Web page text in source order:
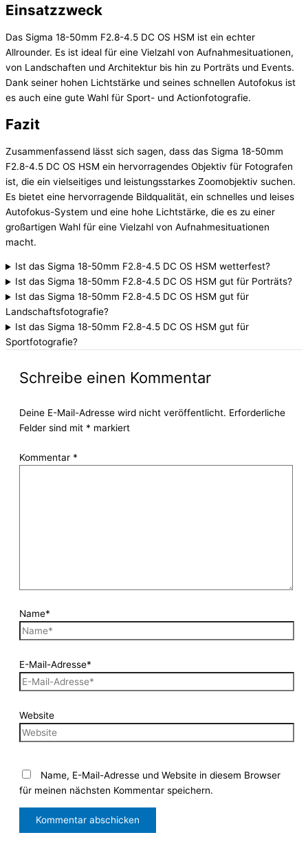
Einsatzzweck
Das Sigma 18-50mm F2.8-4.5 DC OS HSM ist ein echter
Allrounder. Es ist ideal für eine Vielzahl von Aufnahmesituationen,
von Landschaften und Architektur bis hin zu Porträts und Events.
Dank seiner hohen Lichtstärke und seines schnellen Autofokus ist
es auch eine gute Wahl für Sport- und Actionfotografie.
Fazit
Zusammenfassend lässt sich sagen, dass das Sigma 18-50mm
F2.8-4.5 DC OS HSM ein hervorragendes Objektiv für Fotografen
ist, die ein vielseitiges und leistungsstarkes Zoomobjektiv suchen.
Es bietet eine hervorragende Bildqualität, ein schnelles und leises
Autofokus-System und eine hohe Lichtstärke, die es zu einer
großartigen Wahl für eine Vielzahl von Aufnahmesituationen
macht.
Ist das Sigma 18-50mm F2.8-4.5 DC OS HSM wetterfest?
Ist das Sigma 18-50mm F2.8-4.5 DC OS HSM gut für Porträts?
Ist das Sigma 18-50mm F2.8-4.5 DC OS HSM gut für
Landschaftsfotografie?
Ist das Sigma 18-50mm F2.8-4.5 DC OS HSM gut für
Sportfotografie?
Schreibe einen Kommentar
Deine E-Mail-Adresse wird nicht veröffentlicht. Erforderliche
Felder sind mit * markiert
Kommentar *
Name*
E-Mail-Adresse*
Website
Name, E-Mail-Adresse und Website in diesem Browser
für meinen nächsten Kommentar speichern.